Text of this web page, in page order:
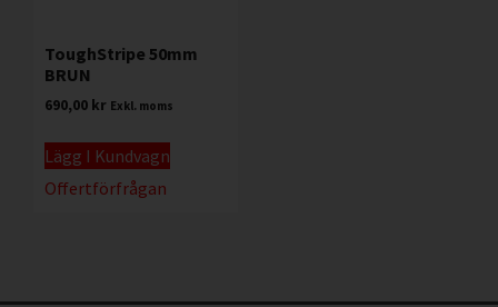
ToughStripe 50mm
BRUN
690,00 kr Exkl. moms
Lägg I Kundvagn
Offertförfrågan